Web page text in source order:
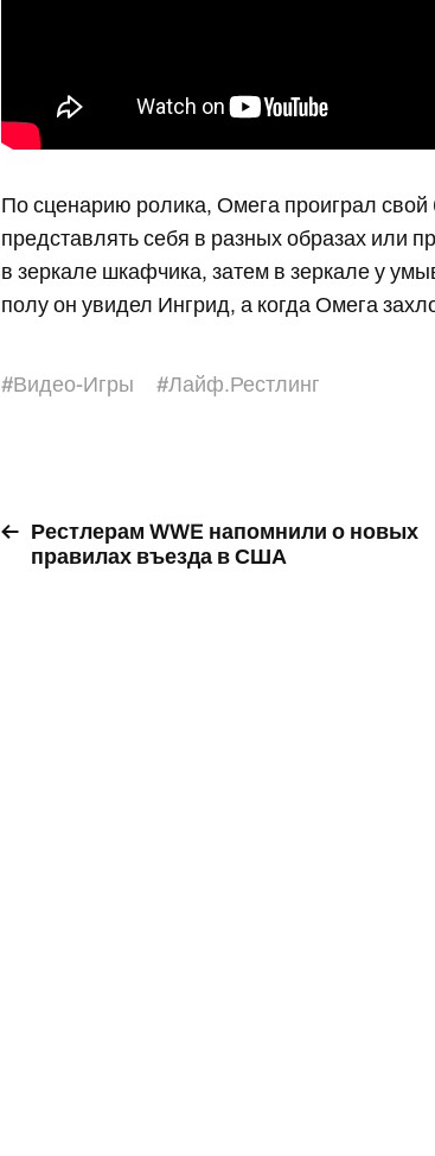
По сценарию ролика, Омега проиграл свой
представлять себя в разных образах или
в зеркале шкафчика, затем в зеркале у
полу он увидел Ингрид, а когда Омега
#Видео-Игры #Лайф.Рестлинг
Рестлерам WWE напомнили о новых
правилах въезда в США